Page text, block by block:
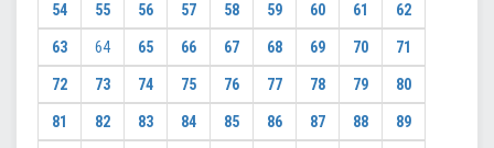
54 55 56 57 58 59 60 61 62
63 64 65 66 67 68 69 70 71
72 73 74 75 76 77 78 79 80
81 82 83 84 85 86 87 88 89